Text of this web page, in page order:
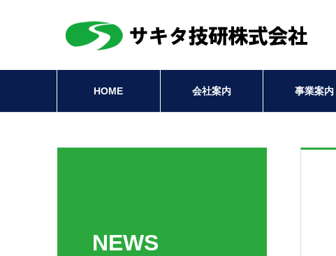
HOME 会社案内 事業案内
NEWS